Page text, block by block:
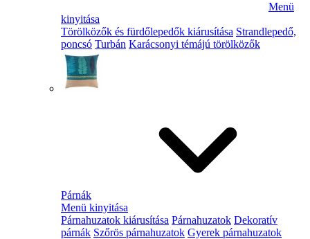
Menü
kinyitása
Törölközők és fürdőlepedők kiárusítása Strandlepedő,
poncsó Turbán Karácsonyi témájú törölközők
Párnák
Menü kinyitása
Párnahuzatok kiárusítása Párnahuzatok Dekoratív
párnák Szőrös párnahuzatok Gyerek párnahuzatok